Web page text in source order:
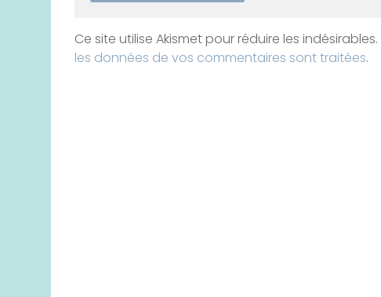
Ce site utilise Akismet pour réduire les indésirables.
les données de vos commentaires sont traitées.